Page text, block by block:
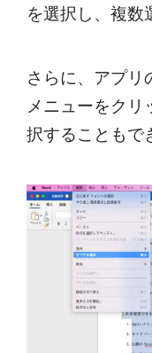
を選択し、複数
さらに、アプリ
メニューをクリ
択することもで